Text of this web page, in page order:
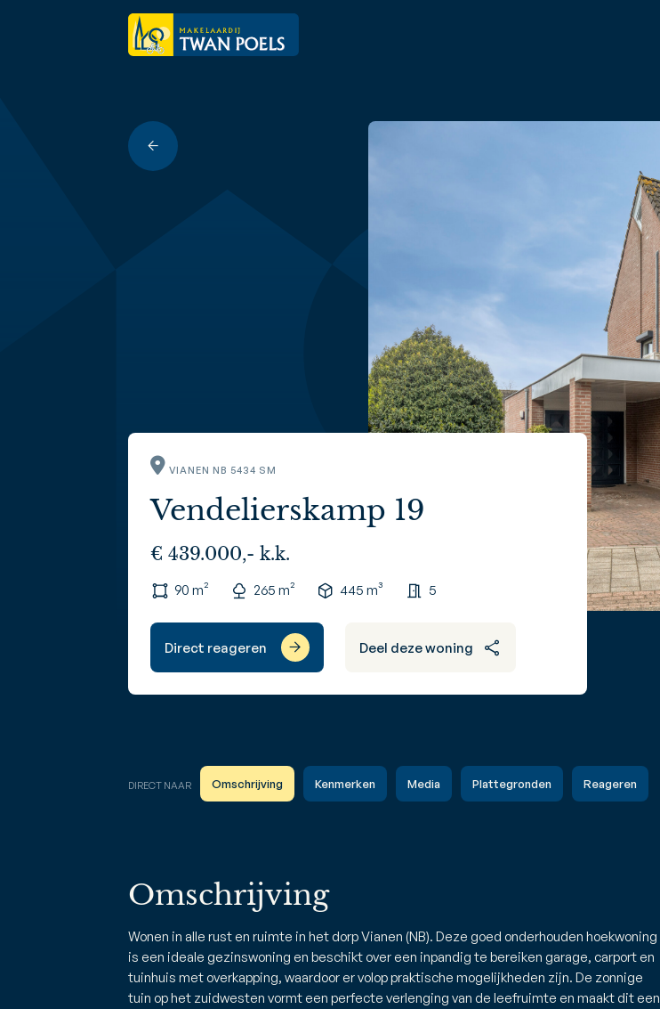
VIANEN NB 5434 SM
Vendelierskamp 19
€ 439.000,- k.k.
90 m² 265 m² 445 m³ 5
Direct reageren Deel deze woning
DIRECT NAAR Omschrijving Kenmerken Media Plattegronden Reageren
Omschrijving
Wonen in alle rust en ruimte in het dorp Vianen (NB). Deze goed onderhouden hoekwoning
is een ideale gezinswoning en beschikt over een inpandig te bereiken garage, carport en
tuinhuis met overkapping, waardoor er volop praktische mogelijkheden zijn. De zonnige
tuin op het zuidwesten vormt een perfecte verlenging van de leefruimte en maakt dit een